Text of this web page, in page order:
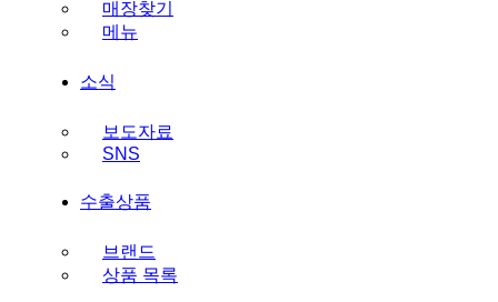
매장찾기
메뉴
소식
보도자료
SNS
수출상품
브랜드
상품 목록